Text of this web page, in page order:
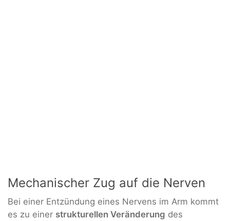
Mechanischer Zug auf die Nerven
Bei einer Entzündung eines Nervens im Arm kommt
es zu einer strukturellen Veränderung des